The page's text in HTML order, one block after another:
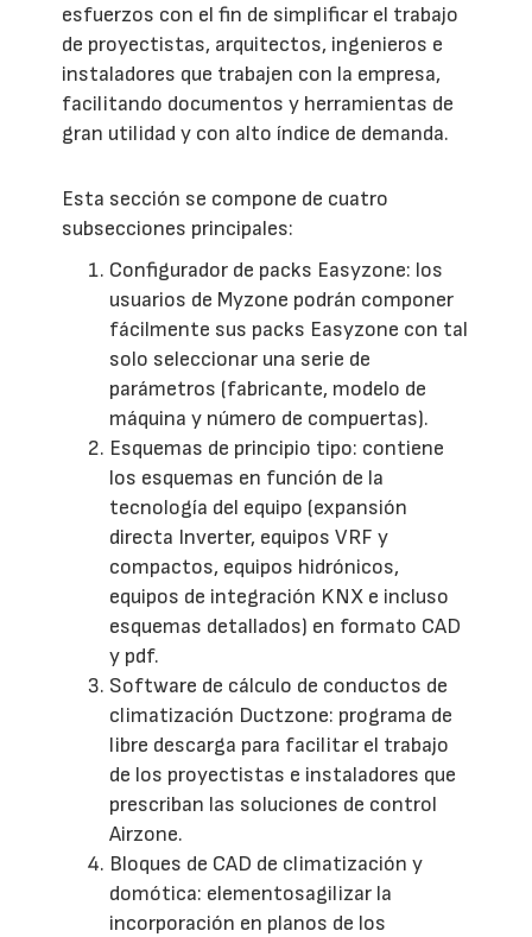
esfuerzos con el fin de simplificar el trabajo
de proyectistas, arquitectos, ingenieros e
instaladores que trabajen con la empresa,
facilitando documentos y herramientas de
gran utilidad y con alto índice de demanda.
Esta sección se compone de cuatro
subsecciones principales:
Configurador de packs Easyzone: los
usuarios de Myzone podrán componer
fácilmente sus packs Easyzone con tal
solo seleccionar una serie de
parámetros (fabricante, modelo de
máquina y número de compuertas).
Esquemas de principio tipo: contiene
los esquemas en función de la
tecnología del equipo (expansión
directa Inverter, equipos VRF y
compactos, equipos hidrónicos,
equipos de integración KNX e incluso
esquemas detallados) en formato CAD
y pdf.
Software de cálculo de conductos de
climatización Ductzone: programa de
libre descarga para facilitar el trabajo
de los proyectistas e instaladores que
prescriban las soluciones de control
Airzone.
Bloques de CAD de climatización y
domótica: elementosagilizar la
incorporación en planos de los